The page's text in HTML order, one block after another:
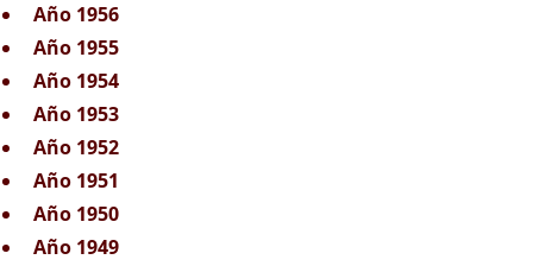
Año 1956
Año 1955
Año 1954
Año 1953
Año 1952
Año 1951
Año 1950
Año 1949